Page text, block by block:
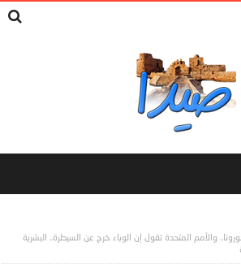
مليون إصابة كورونا.. والأمم المتحدة تقول إن الوباء خرج عن السيطرة.. البشرية